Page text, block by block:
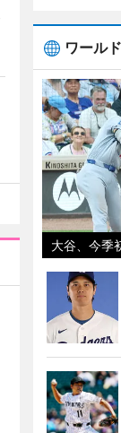
ワール
大谷、今